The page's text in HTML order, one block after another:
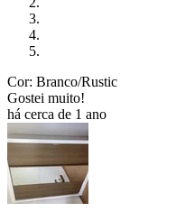
Cor: Branco/Rustic
Gostei muito!
há cerca de 1 ano